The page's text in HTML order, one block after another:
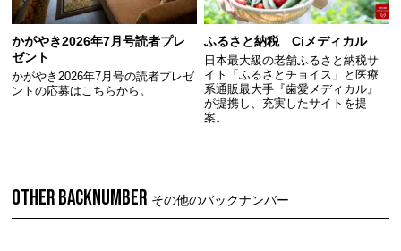
かがやき2026年7月号読者プレ
ゼント
かがやき2026年7月号の読者プレゼ
ントの応募はこちらから。
ふるさと納税 Ciメディカル
日本最大級の老舗ふるさと納税サ
イト「ふるさとチョイス」と医療
系通販最大手『歯愛メディカル』
が提携し、充実したサイトを提
案。
OTHER BACKNUMBER その他のバックナンバー